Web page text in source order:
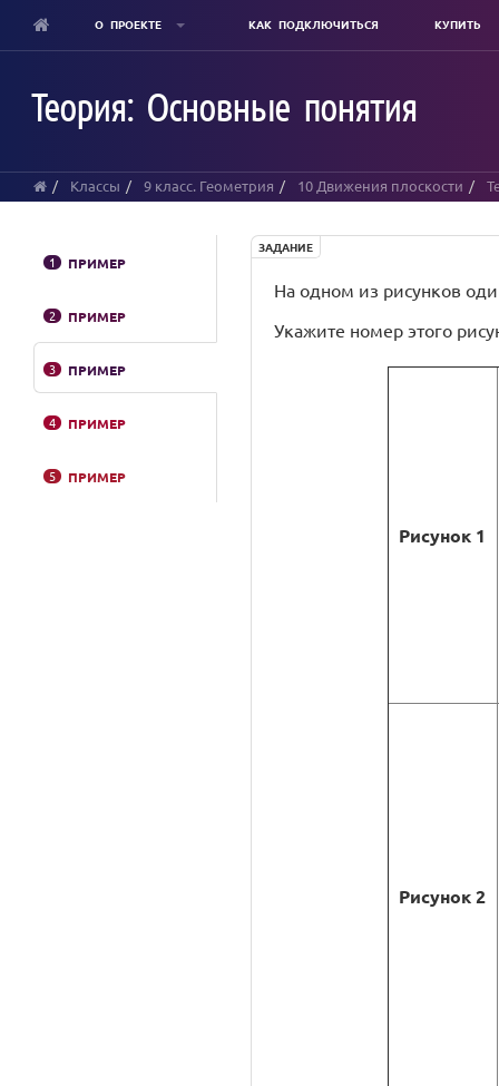
content
О ПРОЕКТЕ КАК ПОДКЛЮЧИТЬСЯ КУПИТЬ
Теория: Основные понятия
Классы 9 класс. Геометрия 10 Движения плоскости
1 ПРИМЕР
2 ПРИМЕР
3 ПРИМЕР
4 ПРИМЕР
5 ПРИМЕР
ЗАДАНИЕ
На одном из рисунков
Укажите номер этого
Рисунок 1
Рисунок 2